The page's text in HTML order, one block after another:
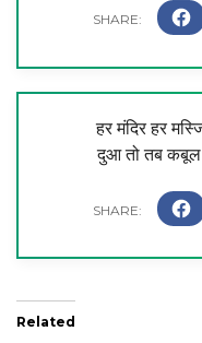
हर मंदिर हर
दुआ तो तब कबूल
Related